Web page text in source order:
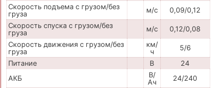
Скорость подъема с грузом/без
груза
м/с
0,09/0,12
Скорость спуска с грузом/без
груза
м/с
0,12/0,08
Скорость движения с грузом/без
груза
км/
ч
5/6
Питание
В
24
АКБ
В/
Ач
24/240